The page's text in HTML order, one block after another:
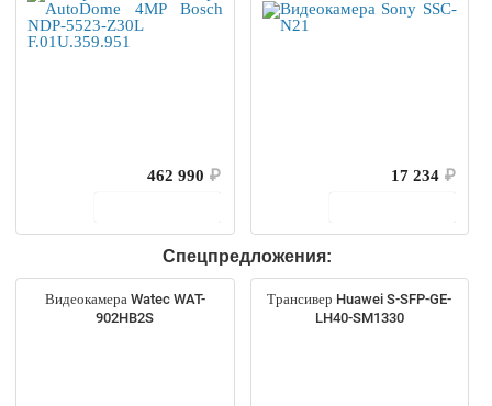
462 990 ₽
17 234 ₽
Спецпредложения:
Видеокамера Watec WAT-
902HB2S
Трансивер Huawei S-SFP-GE-
LH40-SM1330